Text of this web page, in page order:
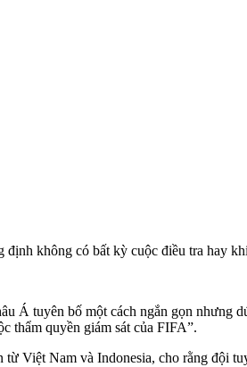
không có bất kỳ cuộc điều tra hay
Á tuyên bố một cách ngắn gọn nhưng
thẩm quyền giám sát của FIFA”.
Việt Nam và Indonesia, cho rằng đội